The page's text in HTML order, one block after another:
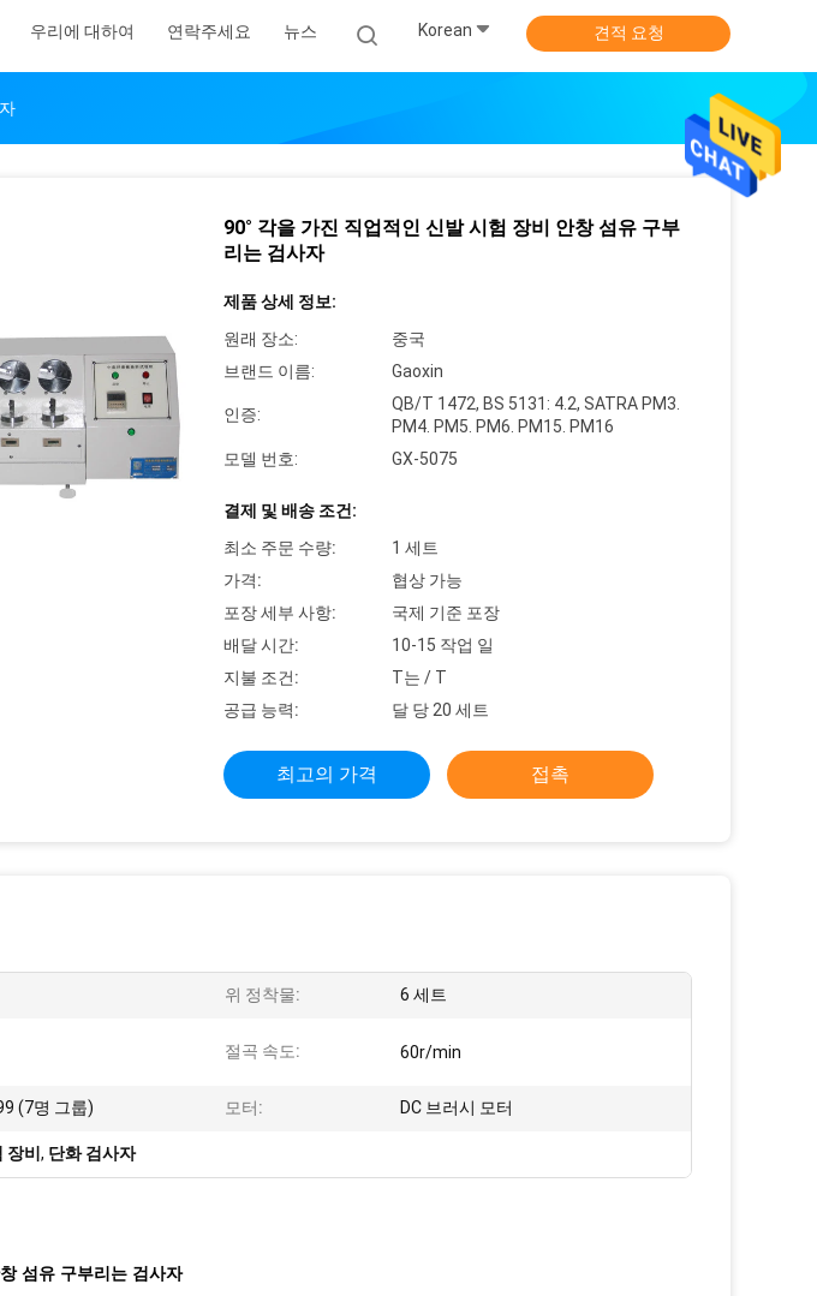
우리에 대하여 연락주세요 뉴스 Korean 견적 요청
90° 각을 가진 직업적인 신발 시험 장비 안창 섬유 구부
리는 검사자
제품 상세 정보:
원래 장소:
중국
브랜드 이름:
Gaoxin
인증:
QB/T 1472, BS 5131: 4.2, SATRA PM3.
PM4. PM5. PM6. PM15. PM16
모델 번호:
GX-5075
결제 및 배송 조건:
최소 주문 수량:
1 세트
가격:
협상 가능
포장 세부 사항:
국제 기준 포장
배달 시간:
10-15 작업 일
지불 조건:
T는 / T
공급 능력:
달 당 20 세트
최고의 가격 접촉
위 정착물: 6 세트
절곡 속도: 60r/min
(7명 그룹) 모터: DC 브러시 모터
비 , 단화 검사자
섬유 구부리는 검사자